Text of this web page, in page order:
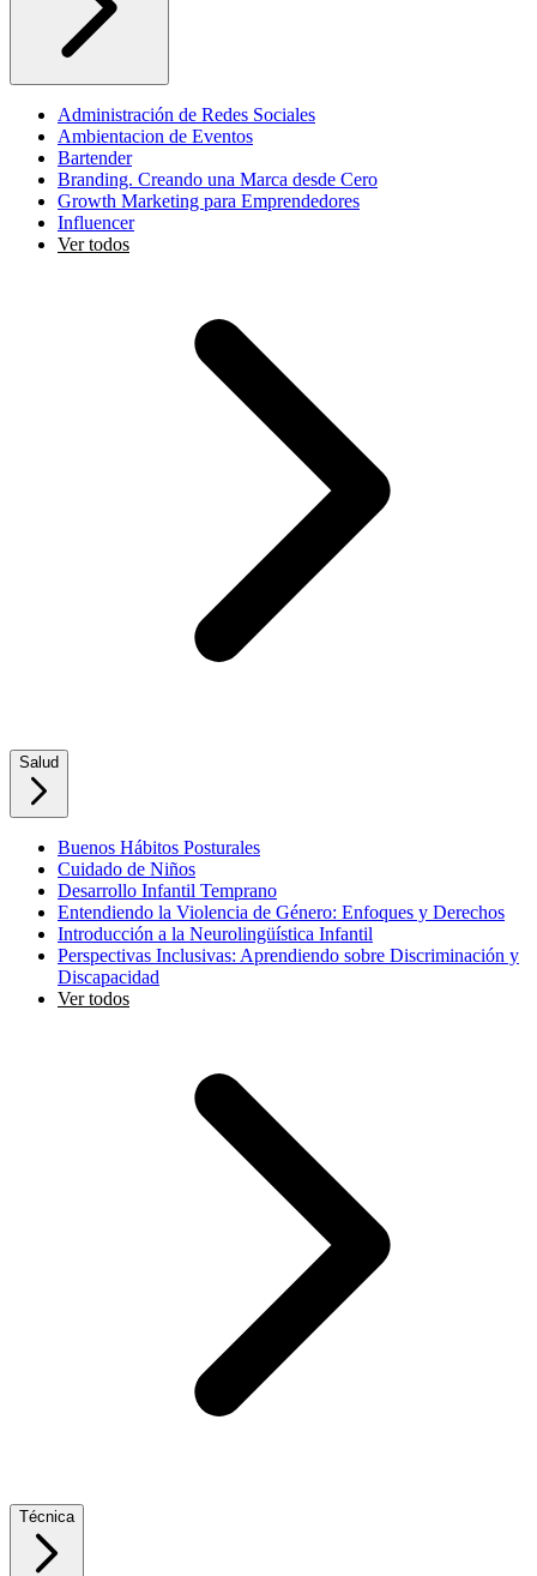
Administración de Redes Sociales
Ambientacion de Eventos
Bartender
Branding. Creando una Marca desde Cero
Growth Marketing para Emprendedores
Influencer
Ver todos
Salud
Buenos Hábitos Posturales
Cuidado de Niños
Desarrollo Infantil Temprano
Entendiendo la Violencia de Género: Enfoques y Derechos
Introducción a la Neurolingüística Infantil
Perspectivas Inclusivas: Aprendiendo sobre Discriminación y
Discapacidad
Ver todos
Técnica